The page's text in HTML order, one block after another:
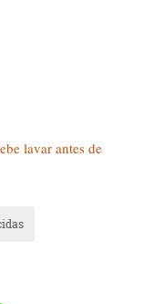
lavar antes de